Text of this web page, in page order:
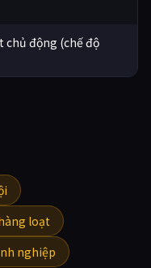
chủ động (chế độ
loạt
nghiệp